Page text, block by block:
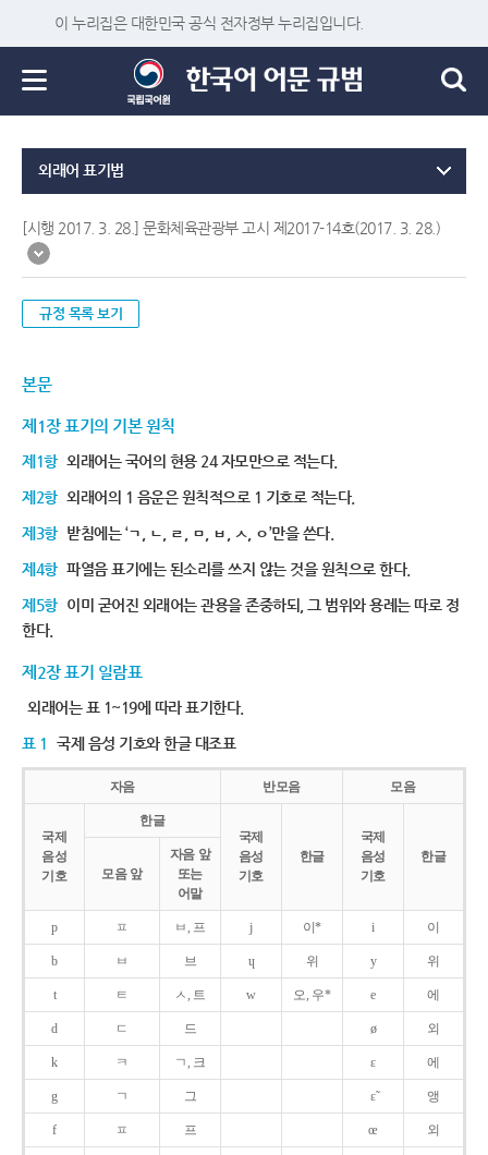
이 누리집은 대한민국 공식 전자정부 누리집입니다.
외래어 표기법
[시행 2017. 3. 28.] 문화체육관광부 고시 제2017-14호(2017. 3. 28.)
규정 목록 보기
본문
제1장 표기의 기본 원칙
제1항 외래어는 국어의 현용 24 자모만으로 적는다.
제2항 외래어의 1 음운은 원칙적으로 1 기호로 적는다.
제3항 받침에는 ‘ㄱ, ㄴ, ㄹ, ㅁ, ㅂ, ㅅ, ㅇ’만을 쓴다.
제4항 파열음 표기에는 된소리를 쓰지 않는 것을 원칙으로 한다.
제5항 이미 굳어진 외래어는 관용을 존중하되, 그 범위와 용례는 따로 정
한다.
제2장 표기 일람표
외래어는 표 1~19에 따라 표기한다.
표 1 국제 음성 기호와 한글 대조표
자음 반모음 모음
국제
음성
기호
한글
국제
음성
기호
한글
국제
음성
기호
한글
모음 앞
자음 앞
또는
어말
p ㅍ ㅂ, 프 j 이* i 이
b ㅂ 브 ɥ 위 y 위
t ㅌ ㅅ, 트 w 오, 우* e 에
d ㄷ 드 ø 외
k ㅋ ㄱ, 크 ɛ 에
g ㄱ 그 ɛ̃ 앵
f ㅍ 프 œ 외